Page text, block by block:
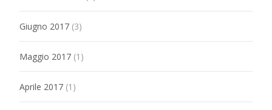
Giugno 2017 (3)
Maggio 2017 (1)
Aprile 2017 (1)